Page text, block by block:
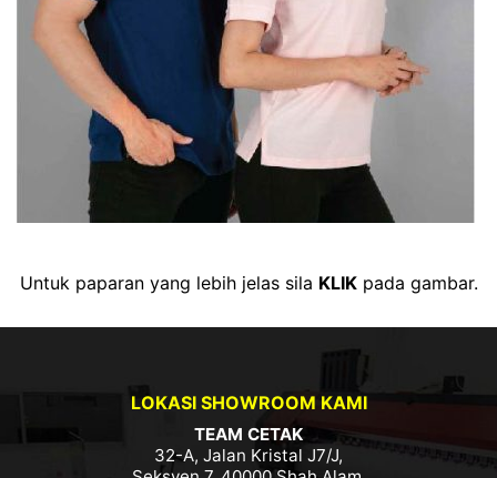
Untuk paparan yang lebih jelas sila KLIKpada gambar.
LOKASI SHOWROOM KAMI
TEAM CETAK
32-A, Jalan Kristal J7/J,